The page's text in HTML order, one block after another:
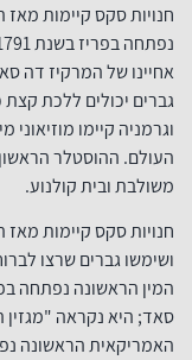
חנויות סקס קיימות
וגרמניה קיימו
משולבת ובית קולנוע.
חנויות סקס קיימות
ושימשו גברים שרצו
סאד; היא נקראה